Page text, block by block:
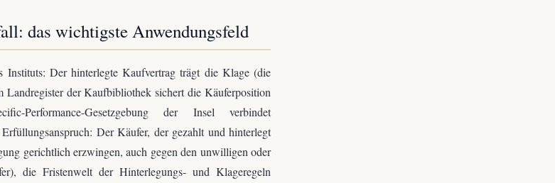
das wichtigste Anwendungsfeld
Instituts: Der hinterlegte Kaufvertrag trägt die Klage (die
Landregister der Kaufbibliothek sichert die Käuferposition
Performance-Gesetzgebung der Insel verbindet
Der Käufer, der gezahlt und hinterlegt
gerichtlich erzwingen, auch gegen den unwilligen oder
die Fristenwelt der Hinterlegungs- und Klageregeln